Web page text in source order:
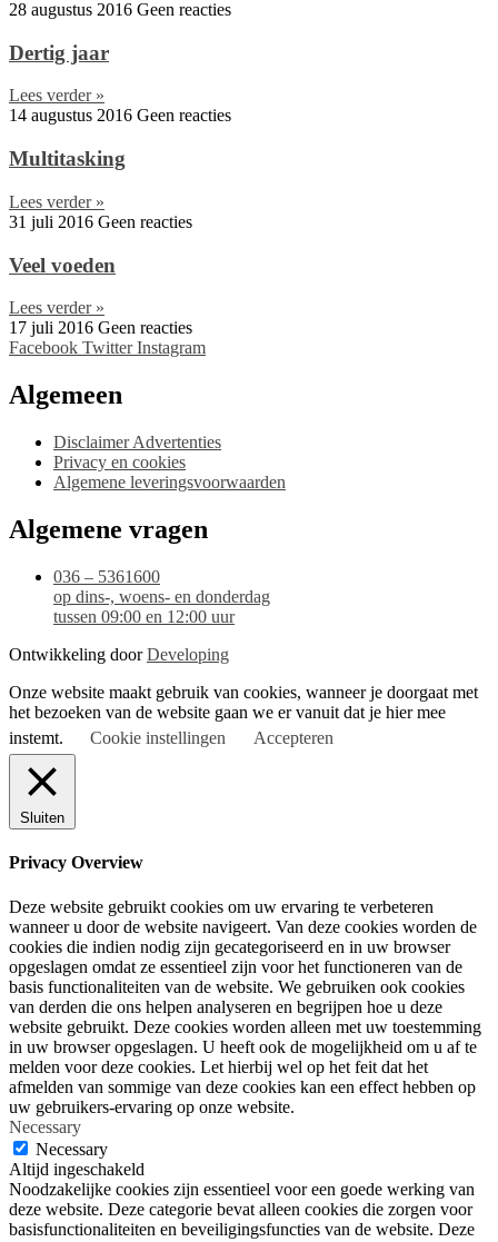
28 augustus 2016 Geen reacties
Dertig jaar
Lees verder »
14 augustus 2016 Geen reacties
Multitasking
Lees verder »
31 juli 2016 Geen reacties
Veel voeden
Lees verder »
17 juli 2016 Geen reacties
Facebook Twitter Instagram
Algemeen
Disclaimer Advertenties
Privacy en cookies
Algemene leveringsvoorwaarden
Algemene vragen
036 – 5361600
op dins-, woens- en donderdag
tussen 09:00 en 12:00 uur
Ontwikkeling doorDeveloping
Onze website maakt gebruik van cookies, wanneer je doorgaat met
het bezoeken van de website gaan we er vanuit dat je hier mee
instemt.
Cookie instellingen Accepteren
Sluiten
Privacy Overview
Deze website gebruikt cookies om uw ervaring te verbeteren
wanneer u door de website navigeert. Van deze cookies worden de
cookies die indien nodig zijn gecategoriseerd en in uw browser
opgeslagen omdat ze essentieel zijn voor het functioneren van de
basis functionaliteiten van de website. We gebruiken ook cookies
van derden die ons helpen analyseren en begrijpen hoe u deze
website gebruikt. Deze cookies worden alleen met uw toestemming
in uw browser opgeslagen. U heeft ook de mogelijkheid om u af te
melden voor deze cookies. Let hierbij wel op het feit dat het
afmelden van sommige van deze cookies kan een effect hebben op
uw gebruikers-ervaring op onze website.
Necessary
Necessary
Altijd ingeschakeld
Noodzakelijke cookies zijn essentieel voor een goede werking van
deze website. Deze categorie bevat alleen cookies die zorgen voor
basisfunctionaliteiten en beveiligingsfuncties van de website. Deze